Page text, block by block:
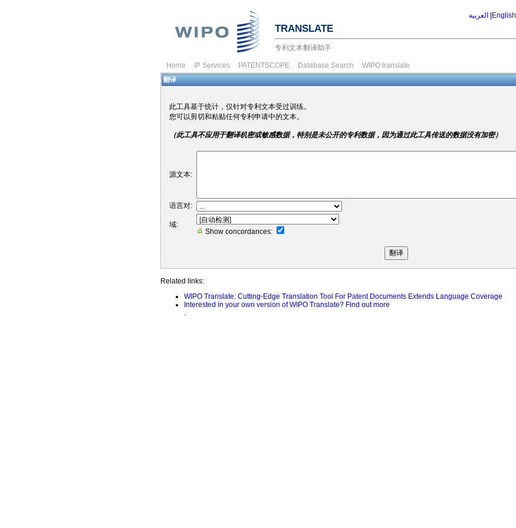
English |
TRANSLATE
专利文本翻译助手
Home IP Services PATENTSCOPE Database Search WIPO translate
翻译
此工具基于统计，仅针对专利文本受过训练。
您可以剪切和粘贴任何专利申请中的文本。
（此工具不应用于翻译机密或敏感数据，特别是未公开的专利数据，因为通过此工具传送的数据没有加密）
源文本:
语言对:
域:
Show concordances:
Related links:
WIPO Translate: Cutting-Edge Translation Tool For Patent Documents Extends Language Coverage
Interested in your own version of WIPO Translate? Find out more
.